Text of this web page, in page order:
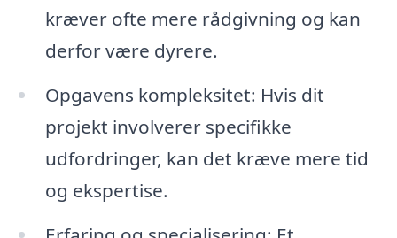
kræver ofte mere rådgivning og kan
derfor være dyrere.
Opgavens kompleksitet: Hvis dit
projekt involverer specifikke
udfordringer, kan det kræve mere tid
og ekspertise.